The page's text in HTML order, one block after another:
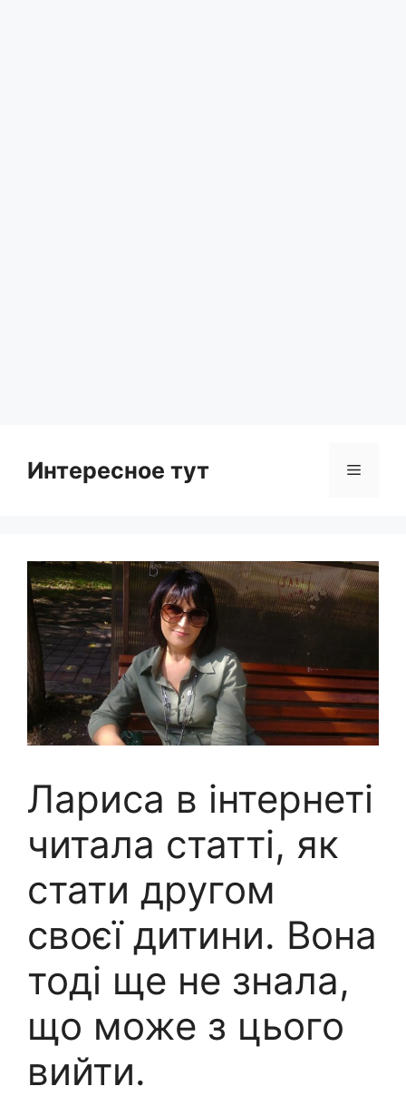
Интересное тут Menu
Лариса в iнтернеті
читала статті, як
стати другом
своєї дитини. Вона
тоді ще не знала,
що може з цього
вийти.